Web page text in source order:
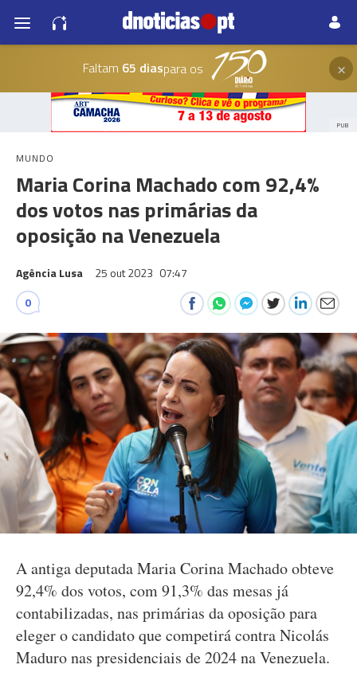
Faltam 65 diaspara os ×
PUB
MUNDO
Maria Corina Machado com 92,4%
dos votos nas primárias da
oposição na Venezuela
Agência Lusa 25 out 2023 07:47
0
A antiga deputada Maria Corina Machado obteve
92,4% dos votos, com 91,3% das mesas já
contabilizadas, nas primárias da oposição para
eleger o candidato que competirá contra Nicolás
Maduro nas presidenciais de 2024 na Venezuela.